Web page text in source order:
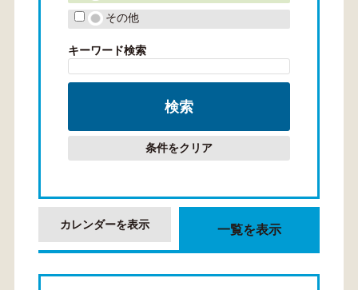
その他
キーワード検索
条件をクリア
カレンダーを表示 一覧を表示